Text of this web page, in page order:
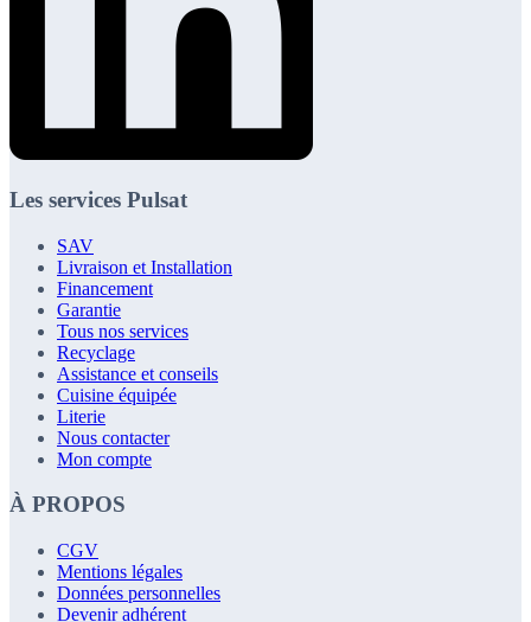
Les services Pulsat
SAV
Livraison et Installation
Financement
Garantie
Tous nos services
Recyclage
Assistance et conseils
Cuisine équipée
Literie
Nous contacter
Mon compte
À PROPOS
CGV
Mentions légales
Données personnelles
Devenir adhérent